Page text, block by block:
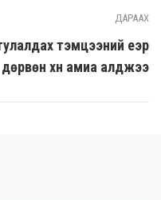
ДАРААХ
тэмцээний үеэр
дөрвөн хүн амиа алджээ